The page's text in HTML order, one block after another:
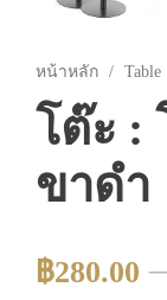
หน้าหลัก / Table
โต๊ะ :
ขาดำ
฿280.00 –